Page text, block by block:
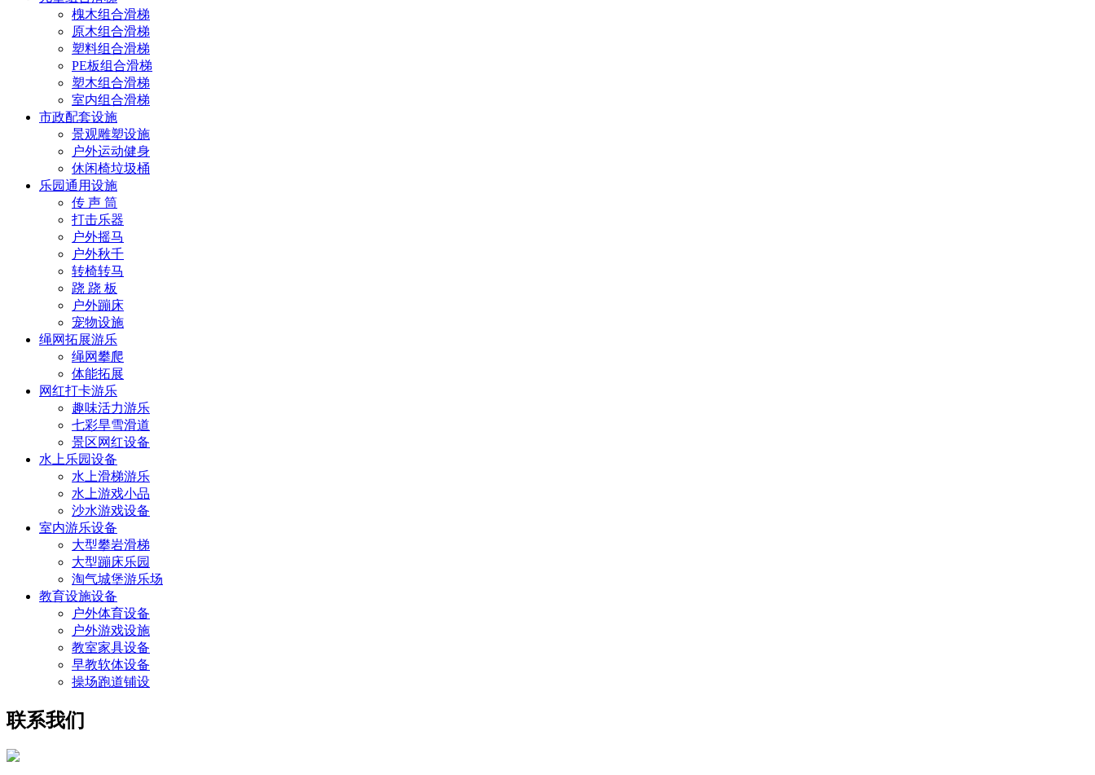
槐木组合滑梯
原木组合滑梯
塑料组合滑梯
PE板组合滑梯
塑木组合滑梯
室内组合滑梯
市政配套设施
景观雕塑设施
户外运动健身
休闲椅垃圾桶
乐园通用设施
传 声 筒
打击乐器
户外摇马
户外秋千
转椅转马
跷 跷 板
户外蹦床
宠物设施
绳网拓展游乐
绳网攀爬
体能拓展
网红打卡游乐
趣味活力游乐
七彩旱雪滑道
景区网红设备
水上乐园设备
水上滑梯游乐
水上游戏小品
沙水游戏设备
室内游乐设备
大型攀岩滑梯
大型蹦床乐园
淘气城堡游乐场
教育设施设备
户外体育设备
户外游戏设施
教室家具设备
早教软体设备
操场跑道铺设
联系我们